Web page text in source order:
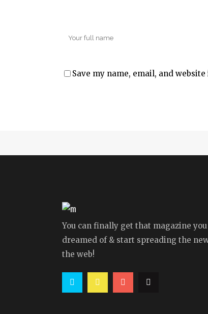
Save my name, email, and
You can finally get that magazine
dreamed of & start spreading the
the web!